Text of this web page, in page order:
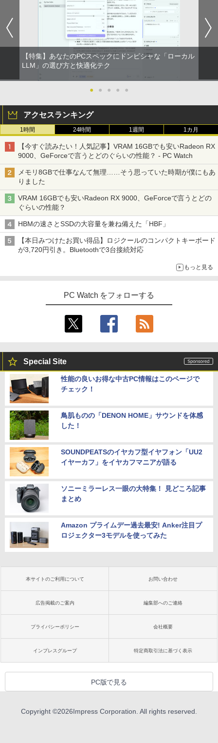
【特集】あなたのPCスペックにドンピシャな「ローカル
LLM」の選び方と快適化テク
● ● ● ● ●
アクセスランキング
1時間 24時間 1週間 1カ月
【今すぐ読みたい！人気記事】VRAM 16GBでも安いRadeon RX
9000、GeForceで言うとどのぐらいの性能？ - PC Watch
メモリ8GBで仕事なんて無理……そう思っていた時期が僕にもあ
りました
VRAM 16GBでも安いRadeon RX 9000、GeForceで言うとどの
ぐらいの性能？
HBMの速さとSSDの大容量を兼ね備えた「HBF」
【本日みつけたお買い得品】ロジクールのコンパクトキーボード
が3,720円引き。Bluetoothで3台接続対応
もっと見る
PC Watch をフォローする
Special Site
性能の良いお得な中古PC情報はこのページで
チェック！
鳥肌ものの「DENON HOME」サウンドを体感
した！
SOUNDPEATSのイヤカフ型イヤフォン「UU2
イヤーカフ」をイヤカフマニアが語る
ソニーミラーレス一眼の大特集！ 見どころ記事
まとめ
Amazon プライムデー過去最安! Anker注目プ
ロジェクター3モデルを使ってみた
本サイトのご利用について お問い合わせ
広告掲載のご案内 編集部へのご連絡
プライバシーポリシー 会社概要
インプレスグループ 特定商取引法に基づく表示
PC版で見る
Copyright ©2026Impress Corporation. All rights reserved.